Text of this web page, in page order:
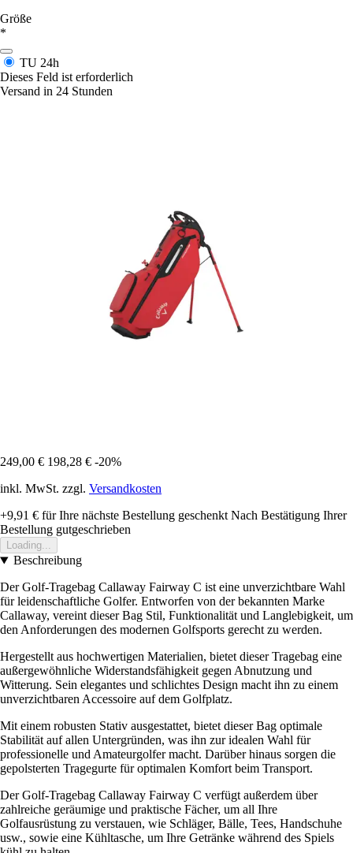
Größe
*
TU 24h
Dieses Feld ist erforderlich
Versand in 24 Stunden
249,00 € 198,28 € -20%
inkl. MwSt. zzgl. Versandkosten
+9,91 € für Ihre nächste Bestellung geschenkt Nach Bestätigung Ihrer
Bestellung gutgeschrieben
Loading...
Beschreibung
Der Golf-Tragebag Callaway Fairway C ist eine unverzichtbare Wahl
für leidenschaftliche Golfer. Entworfen von der bekannten Marke
Callaway, vereint dieser Bag Stil, Funktionalität und Langlebigkeit, um
den Anforderungen des modernen Golfsports gerecht zu werden.
Hergestellt aus hochwertigen Materialien, bietet dieser Tragebag eine
außergewöhnliche Widerstandsfähigkeit gegen Abnutzung und
Witterung. Sein elegantes und schlichtes Design macht ihn zu einem
unverzichtbaren Accessoire auf dem Golfplatz.
Mit einem robusten Stativ ausgestattet, bietet dieser Bag optimale
Stabilität auf allen Untergründen, was ihn zur idealen Wahl für
professionelle und Amateurgolfer macht. Darüber hinaus sorgen die
gepolsterten Tragegurte für optimalen Komfort beim Transport.
Der Golf-Tragebag Callaway Fairway C verfügt außerdem über
zahlreiche geräumige und praktische Fächer, um all Ihre
Golfausrüstung zu verstauen, wie Schläger, Bälle, Tees, Handschuhe
usw., sowie eine Kühltasche, um Ihre Getränke während des Spiels